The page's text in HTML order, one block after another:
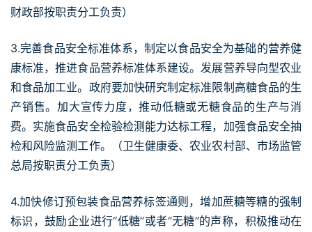
财政部按职责分工负责）
3.完善食品安全标准体系，制定以食品安全为基础的营养健
康标准，推进食品营养标准体系建设。发展营养导向型农业
和食品加工业。政府要加快研究制定标准限制高糖食品的生
产销售。加大宣传力度，推动低糖或无糖食品的生产与消
费。实施食品安全检验检测能力达标工程，加强食品安全抽
检和风险监测工作。（卫生健康委、农业农村部、市场监管
总局按职责分工负责）
4.加快修订预包装食品营养标签通则，增加蔗糖等糖的强制
标识，鼓励企业进行“低糖”或者“无糖”的声称，积极推动在